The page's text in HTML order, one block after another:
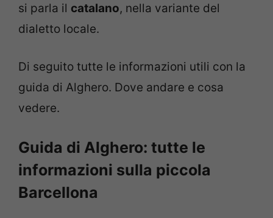
si parla il catalano, nella variante del
dialetto locale.
Di seguito tutte le informazioni utili con la
guida di Alghero. Dove andare e cosa
vedere.
Guida di Alghero: tutte le
informazioni sulla piccola
Barcellona